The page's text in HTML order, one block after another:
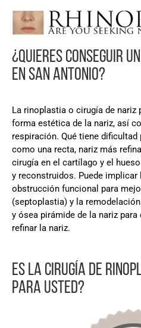
¿QUIERES CONSEGUIR
EN SAN ANTONIO?
La rinoplastia o cirugía de nariz
forma estética de la nariz, así
respiración. Qué tiene dificultad
como una recta, nariz más
cirugía en el cartílago y el
y reconstruidos. Puede implicar
obstrucción funcional para
(septoplastia) y la
y ósea pirámide de la nariz
refinar la nariz.
ES LA CIRUGÍA DE
PARA USTED?